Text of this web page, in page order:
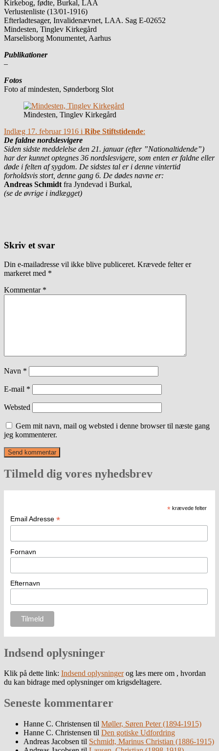
Kirkebog, fødte, Burkal, LAA
Verlustenliste (13/01-1916)
Efterladtesager, Invalidenævnet, LAA. Sag E-02652
Mindesten, Tinglev Kirkegård
Marselisborg Monumentet, Aarhus
Publikationer
–
Fotos
Foto af mindesten, Sønderborg Slot
Mindesten, Tinglev Kirkegård
Indlæg 17. februar 1916 i Ribe Stiftstidende:
De faldne nordslesvigere
Siden sidste meddelelse den 21. januar (efter ”Nationaltidende”)
har der kunnet optegnes 36 nordslesvigere, som enten er faldne eller
døde i felten af sygdom. De sidstes tal er i denne vintertid
forholdsvis stort, denne gang 6. De dødes navne er:
Andreas Schmidt fra Jyndevad i Burkal,
(se de øvrige i indlægget)
Skriv et svar
Din e-mailadresse vil ikke blive publiceret. Krævede felter er
markeret med *
Kommentar *
Navn *
E-mail *
Websted
Gem mit navn, mail og websted i denne browser til næste gang
jeg kommenterer.
Tilmeld dig vores nyhedsbrev
* krævede felter
Email Adresse *
Fornavn
Efternavn
Indsend oplysninger
Klik på dette link: Indsend oplysningerog læs mere om , hvordan
du kan bidrage med oplysninger om krigsdeltagere.
Seneste kommentarer
Hanne C. Christensen til Møller, Søren Peter (1894-1915)
Hanne C. Christensen til Den gotiske Udfordring
Andreas Jacobsen til Schmidt, Marinus Christian (1886-1915)